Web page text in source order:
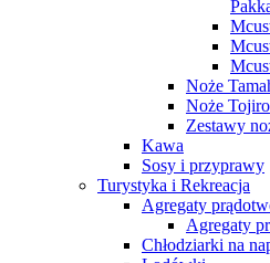
Noże
Noże Tojiro
Zestawy
Kawa
Sosy i przyprawy
Turystyka i Rekreacja
Agregaty
Agregaty
Chłodziarki na